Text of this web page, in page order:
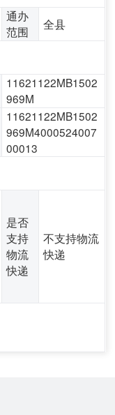
通办
范围
全县
11621122MB1502
969M
11621122MB1502
969M4000524007
00013
是否
支持
物流
快递
不支持物流
快递